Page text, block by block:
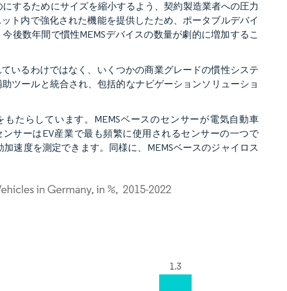
するためにサイズを縮小するよう、契約製造業者への圧力
ト内で強化された機能を提供したため、ポータブルデバイ
後数年間で慣性MEMSデバイスの数量が劇的に増加するこ
いるわけではなく、いくつかの商業グレードの慣性システ
ツールと統合され、包括的なナビゲーションソリューショ
たらしています。MEMSベースのセンサーが電気自動車
サーはEV産業で最も頻繁に使用されるセンサーの一つで
速度を測定できます。同様に、MEMSベースのジャイロス